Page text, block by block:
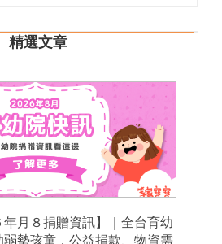
精選文章
年月８捐贈資訊】｜全台育幼
弱勢孩童，公益捐款、物資需